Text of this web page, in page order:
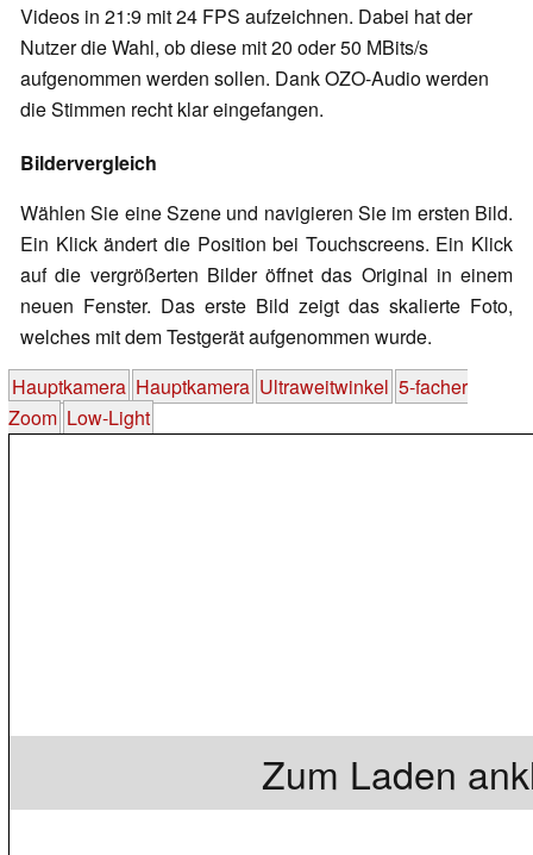
Videos in 21:9 mit 24 FPS aufzeichnen. Dabei hat der
Nutzer die Wahl, ob diese mit 20 oder 50 MBits/s
aufgenommen werden sollen. Dank OZO-Audio werden
die Stimmen recht klar eingefangen.
Bildervergleich
Wählen Sie eine Szene und navigieren Sie im ersten Bild.
Ein Klick ändert die Position bei Touchscreens. Ein Klick
auf die vergrößerten Bilder öffnet das Original in einem
neuen Fenster. Das erste Bild zeigt das skalierte Foto,
welches mit dem Testgerät aufgenommen wurde.
Hauptkamera Hauptkamera Ultraweitwinkel 5-facher
Zoom Low-Light
Zum Laden